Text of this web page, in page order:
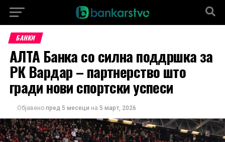
БАНКИ
АЛТА Банка со силна поддршка за
РК Вардар – партнерство што
гради нови спортски успеси
Објавено пред 5 месеци на 5 март, 2026